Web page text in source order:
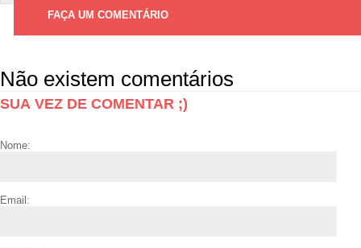
FAÇA UM COMENTÁRIO
Não existem comentários
SUA VEZ DE COMENTAR ;)
Nome:
Email: